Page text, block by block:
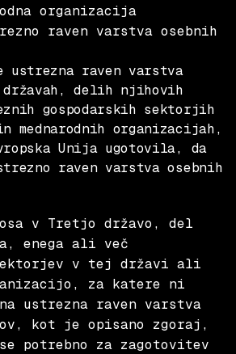
organizacija
raven varstva osebnih
raven varstva
državah, delih njihovih
gospodarskih sektorjih
mednarodnih organizacijah,
Unija ugotovila, da
raven varstva osebnih
v Tretjo državo, del
enega ali več
v tej državi ali
za katere ni
ustrezna raven varstva
kot je opisano zgoraj,
potrebno za zagotovitev